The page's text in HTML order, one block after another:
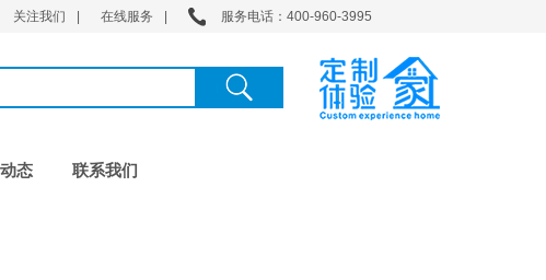
关注我们 在线服务 服务电话：400-960-3995
态 联系我们